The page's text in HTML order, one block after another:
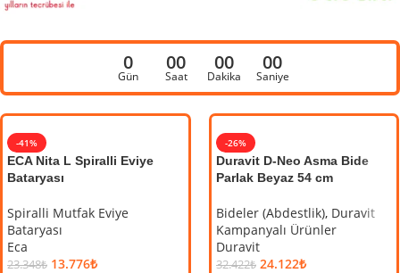
0
Gün
00
Saat
00
Dakika
00
Saniye
-41%
ECA Nita L Spiralli Eviye
Bataryası
Spiralli Mutfak Eviye
Bataryası
Eca
23.348₺ 13.776₺
-25%
Cerastyle Sharp Etajerli
Lavabo 120×48 cm (Çift
Etajerli Lavabo
Cerastyle
19.994₺ 14.994₺
-26%
Duravit D-Neo Asma Bide
Parlak Beyaz 54 cm
Bideler (Abdestlik), Duravit
Kampanyalı Ürünler
Duravit
32.422₺ 24.122₺